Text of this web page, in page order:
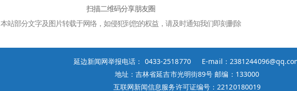
扫描二维码分享朋友圈
本站部分文字及图片转载于网络，如侵犯到您的权益，请及时通知我们即刻删除
延边新闻网举报电话： 0433-2518770 E-mail：
地址：吉林省延吉市光明街89号 邮编：133000
互联网新闻信息服务许可证编号：22120180019